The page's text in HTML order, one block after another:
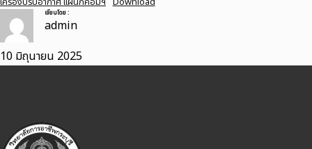
เขียนโดย :
admin
10 มิถุนายน 2025